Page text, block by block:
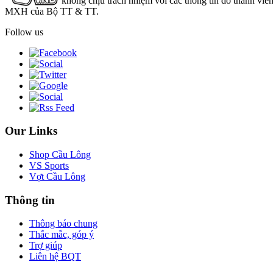
MXH của Bộ TT & TT.
Follow us
Our Links
Shop Cầu Lông
VS Sports
Vợt Cầu Lông
Thông tin
Thông báo chung
Thắc mắc, góp ý
Trợ giúp
Liên hệ BQT